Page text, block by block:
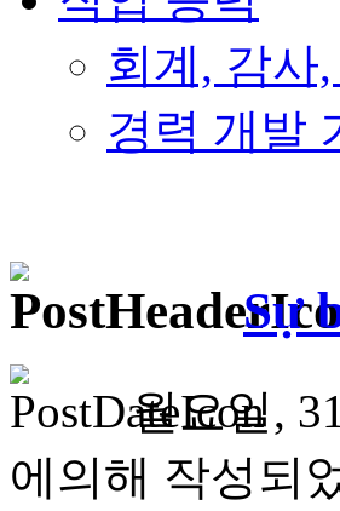
회계, 감사
경력 개발
Sự
월요일,
에의해 작성되